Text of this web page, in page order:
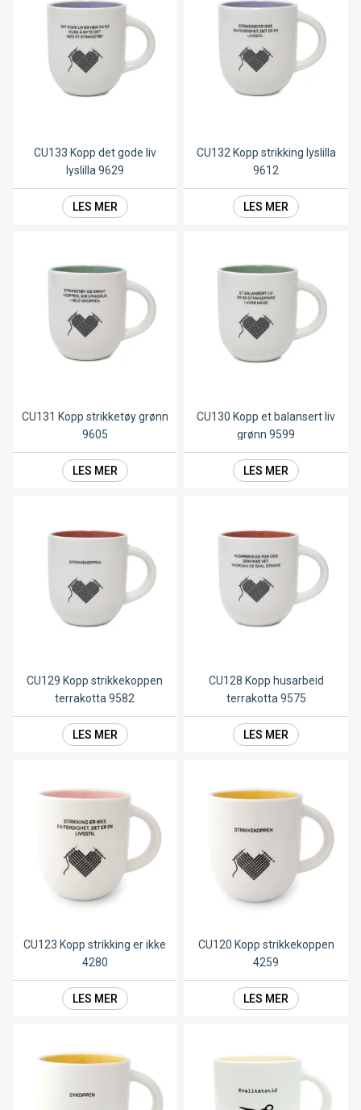
CU133 Kopp det gode liv
lyslilla 9629
LES MER
CU132 Kopp strikking lyslilla
9612
LES MER
CU131 Kopp strikketøy grønn
9605
LES MER
CU130 Kopp et balansert liv
grønn 9599
LES MER
CU129 Kopp strikkekoppen
terrakotta 9582
LES MER
CU128 Kopp husarbeid
terrakotta 9575
LES MER
CU123 Kopp strikking er ikke
4280
LES MER
CU120 Kopp strikkekoppen
4259
LES MER